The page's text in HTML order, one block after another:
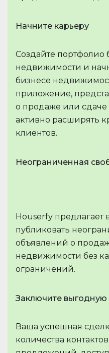
Начните карьеру
Создайте портфолио
недвижимости и
бизнесе
приложение,
о продаже или сдаче
активно расширять
клиентов.
Неограниченная
Houserfy предлагает
публиковать
объявлений о
недвижимости без
ограничений.
Заключите выгодную
Ваша успешная
количества